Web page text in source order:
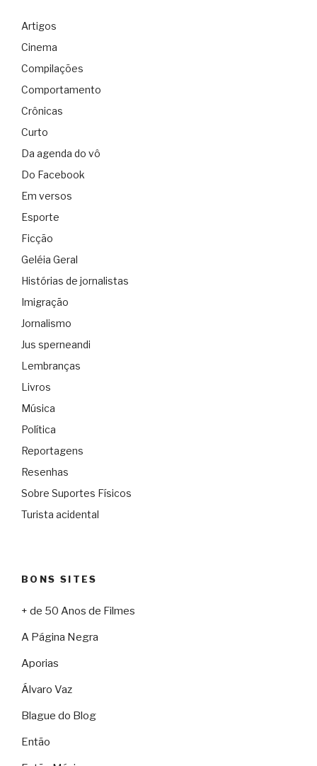
Artigos
Cinema
Compilações
Comportamento
Crônicas
Curto
Da agenda do vô
Do Facebook
Em versos
Esporte
Ficção
Geléia Geral
Histórias de jornalistas
Imigração
Jornalismo
Jus sperneandi
Lembranças
Livros
Música
Política
Reportagens
Resenhas
Sobre Suportes Físicos
Turista acidental
BONS SITES
+ de 50 Anos de Filmes
A Página Negra
Aporias
Álvaro Vaz
Blague do Blog
Então